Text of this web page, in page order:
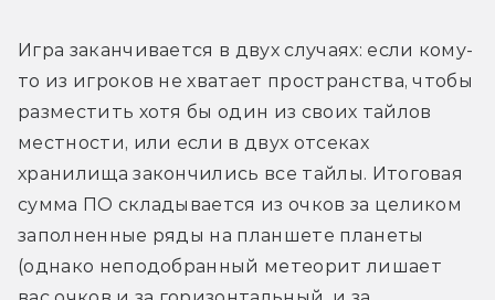
Игра заканчивается в двух случаях: если кому-
то из игроков не хватает пространства, чтобы
разместить хотя бы один из своих тайлов
местности, или если в двух отсеках
хранилища закончились все тайлы. Итоговая
сумма ПО складывается из очков за целиком
заполненные ряды на планшете планеты
(однако неподобранный метеорит лишает